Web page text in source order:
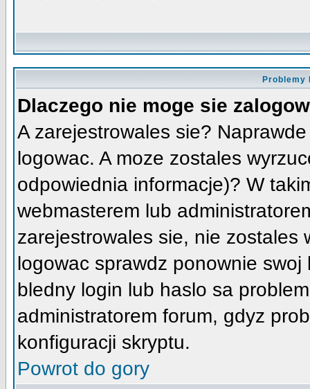
Problemy
Dlaczego nie moge sie
A zarejestrowales sie?
logowac. A moze zostales
odpowiednia informacje)? W
webmasterem lub
zarejestrowales sie, nie zostales
logowac sprawdz ponownie
bledny login lub haslo sa
administratorem forum, gdyz
konfiguracji skryptu.
Powrot do gory